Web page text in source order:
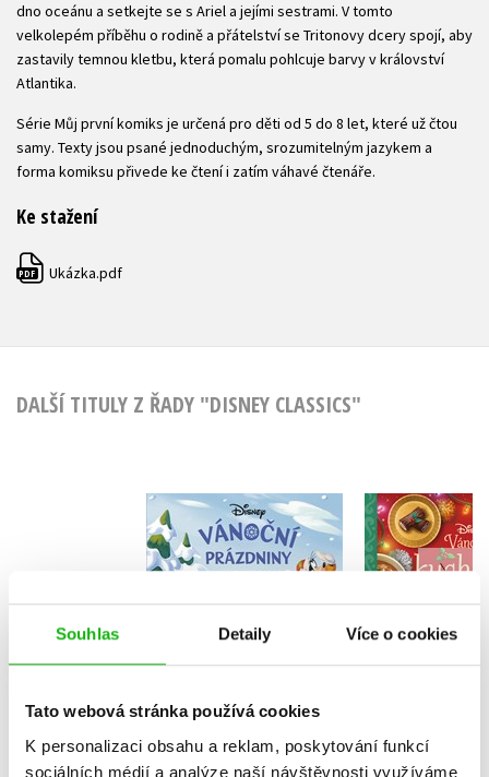
Souhlas Detaily Více o cookies
Tato webová stránka používá cookies
K personalizaci obsahu a reklam, poskytování funkcí
sociálních médií a analýze naší návštěvnosti využíváme
dno oceánu a setkejte se s Ariel a jejími sestrami. V tomto
velkolepém příběhu o rodině a přátelství se Tritonovy dcery spojí, aby
zastavily temnou kletbu, která pomalu pohlcuje barvy v království
Atlantika.
Série Můj první komiks je určená pro děti od 5 do 8 let, které už čtou
samy. Texty jsou psané jednoduchým, srozumitelným jazykem a
forma komiksu přivede ke čtení i zatím váhavé čtenáře.
Ke stažení
PDF Ukázka.pdf
DALŠÍ TITULY Z ŘADY "DISNEY CLASSICS"
Disney - Vánoční
prázdniny
Do košíku
249 Kč
199 Kč
Disney -
239 Kč